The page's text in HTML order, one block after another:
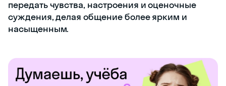
передать чувства, настроения и оценочные
суждения, делая общение более ярким и
насыщенным.